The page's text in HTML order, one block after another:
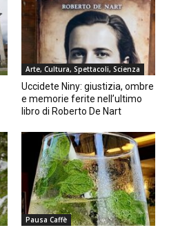
Arte, Cultura, Spettacoli, Scienza
Uccidete Niny: giustizia, ombre
e memorie ferite nell’ultimo
libro di Roberto De Nart
Pausa Caffè